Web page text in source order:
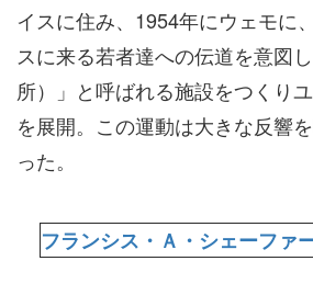
イスに住み、1954年にウェモに
スに来る若者達への伝道を意図
所）」と呼ばれる施設をつくり
を展開。この運動は大きな反響
った。
フランシス・Ａ・シェーファ